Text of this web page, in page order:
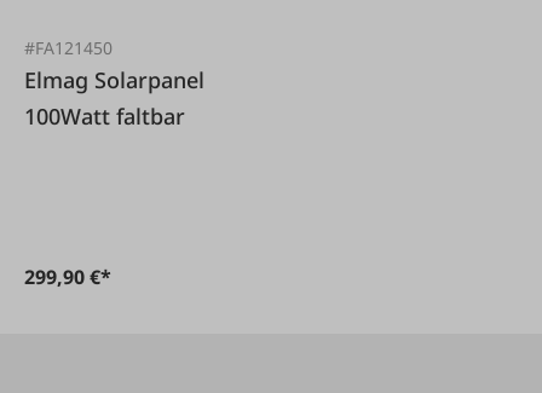
#FA121450
Elmag Solarpanel
100Watt faltbar
299,90 €*